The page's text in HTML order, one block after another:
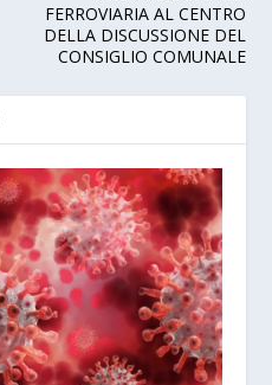
FERROVIARIA AL CENTRO
DELLA DISCUSSIONE DEL
CONSIGLIO COMUNALE